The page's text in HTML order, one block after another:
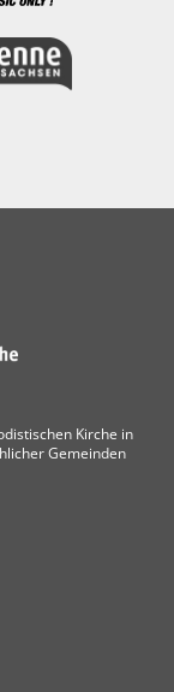
Kirche in
Gemeinden